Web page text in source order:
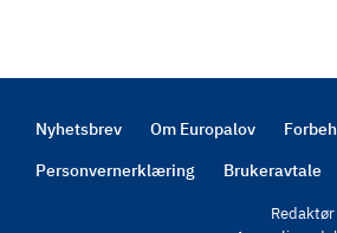
Footer
Nyhetsbrev Om Europalov
Personvernerklæring
Brukeravtale